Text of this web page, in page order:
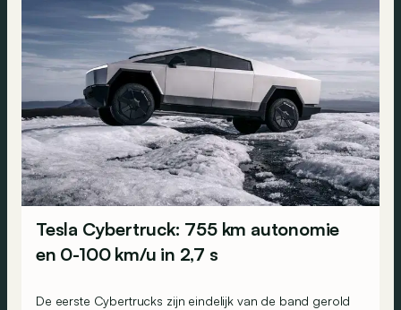
Tesla Cybertruck: 755 km autonomie
en 0-100 km/u in 2,7 s
De eerste Cybertrucks zijn eindelijk van de band gerold